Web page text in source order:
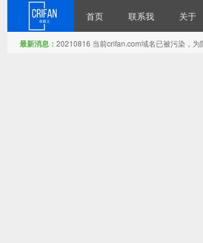
首页 联系我 关于
最新消息： 20210816 当前crifan.com域名已被污染，